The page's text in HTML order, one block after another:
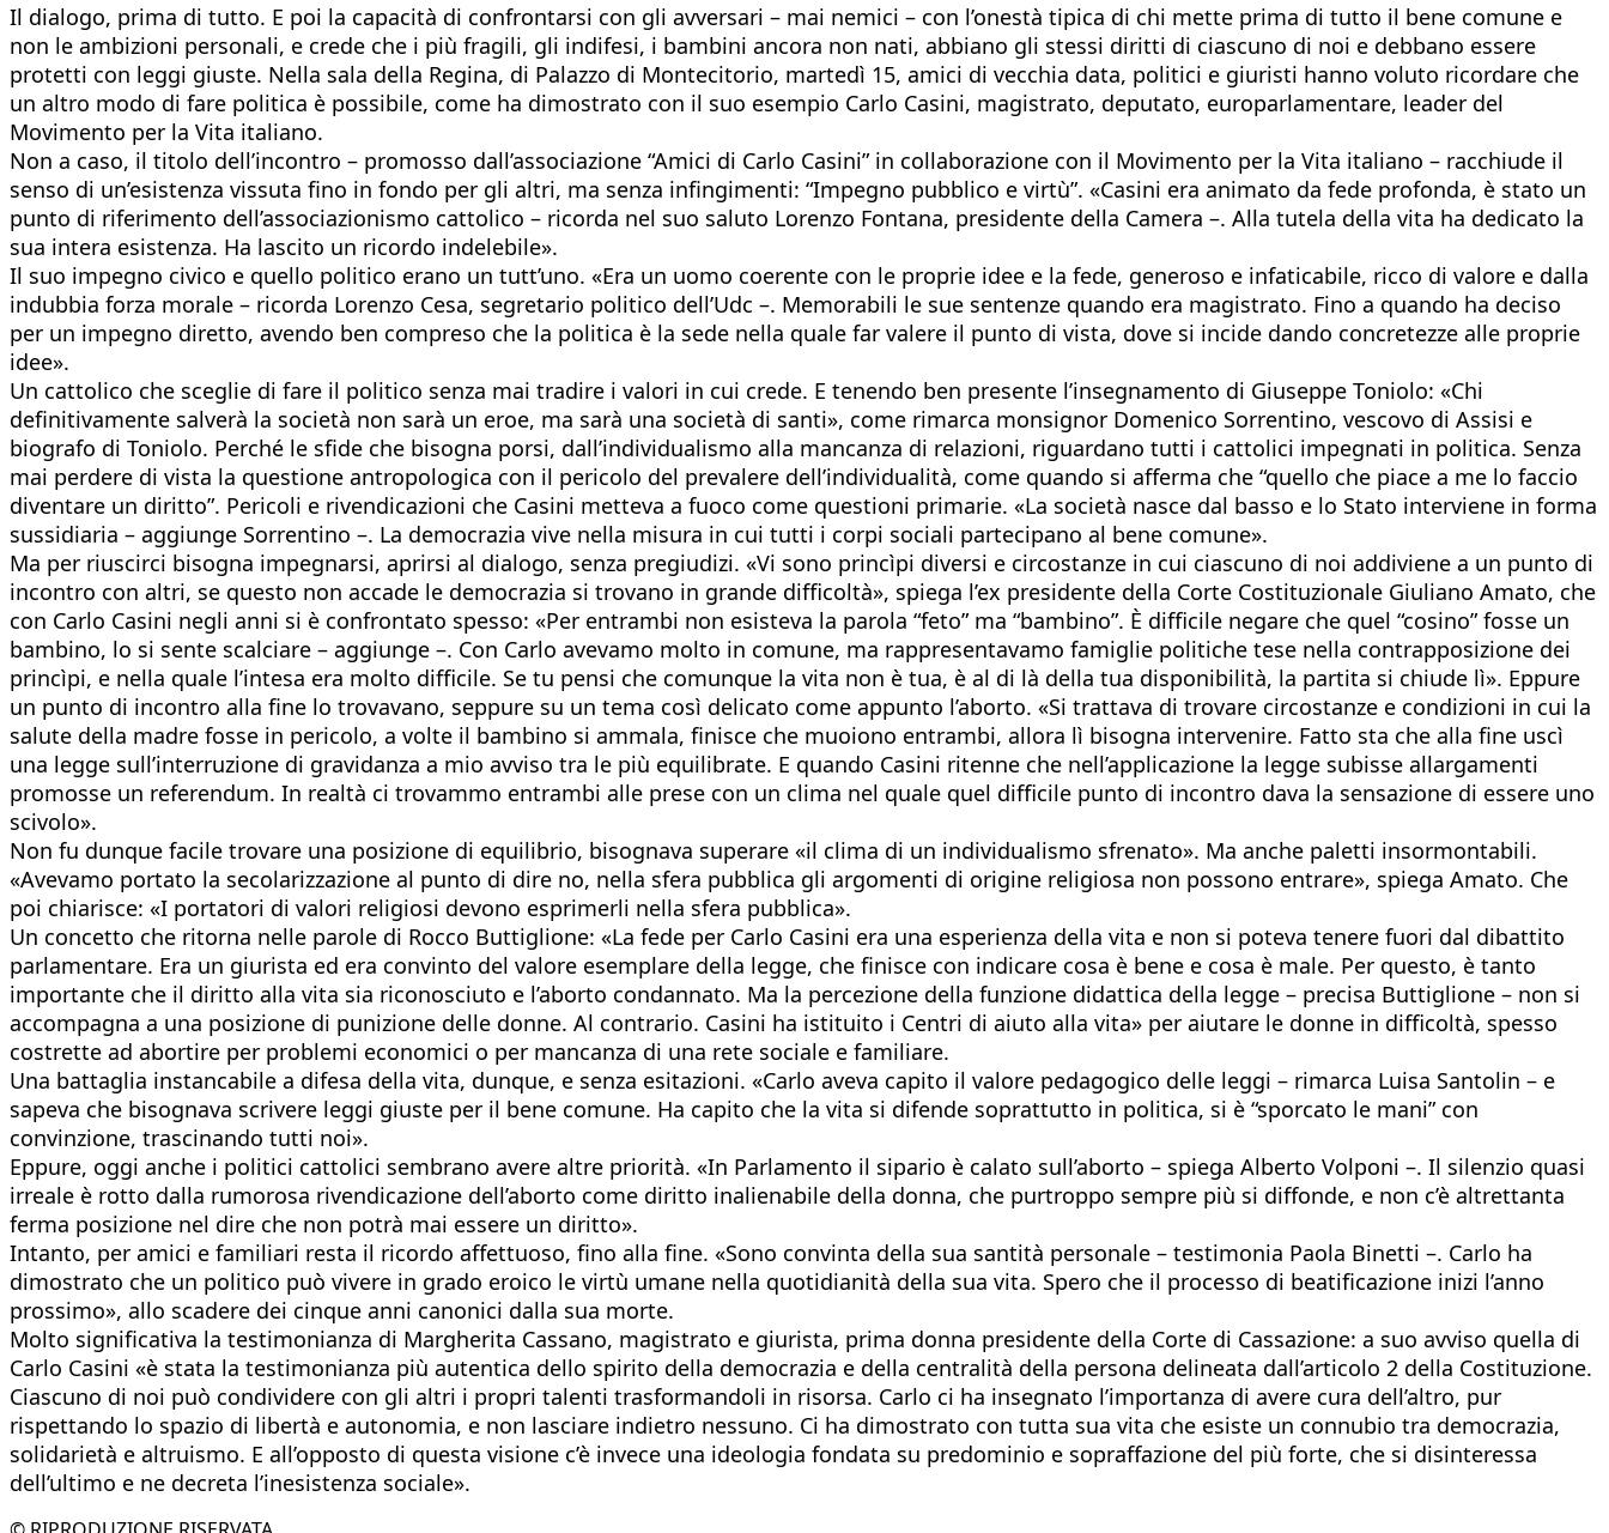
Il dialogo, prima di tutto. E poi la capacità di confrontarsi con gli avversari – mai nemici – con l’onestà tipica di chi mette prima di tutto il bene comune e
non le ambizioni personali, e crede che i più fragili, gli indifesi, i bambini ancora non nati, abbiano gli stessi diritti di ciascuno di noi e debbano essere
protetti con leggi giuste. Nella sala della Regina, di Palazzo di Montecitorio, martedì 15, amici di vecchia data, politici e giuristi hanno voluto ricordare che
un altro modo di fare politica è possibile, come ha dimostrato con il suo esempio Carlo Casini, magistrato, deputato, europarlamentare, leader del
Movimento per la Vita italiano.
Non a caso, il titolo dell’incontro – promosso dall’associazione “Amici di Carlo Casini” in collaborazione con il Movimento per la Vita italiano – racchiude il
senso di un’esistenza vissuta fino in fondo per gli altri, ma senza infingimenti: “Impegno pubblico e virtù”. «Casini era animato da fede profonda, è stato un
punto di riferimento dell’associazionismo cattolico – ricorda nel suo saluto Lorenzo Fontana, presidente della Camera –. Alla tutela della vita ha dedicato la
sua intera esistenza. Ha lascito un ricordo indelebile».
Il suo impegno civico e quello politico erano un tutt’uno. «Era un uomo coerente con le proprie idee e la fede, generoso e infaticabile, ricco di valore e dalla
indubbia forza morale – ricorda Lorenzo Cesa, segretario politico dell’Udc –. Memorabili le sue sentenze quando era magistrato. Fino a quando ha deciso
per un impegno diretto, avendo ben compreso che la politica è la sede nella quale far valere il punto di vista, dove si incide dando concretezze alle proprie
idee».
Un cattolico che sceglie di fare il politico senza mai tradire i valori in cui crede. E tenendo ben presente l’insegnamento di Giuseppe Toniolo: «Chi
definitivamente salverà la società non sarà un eroe, ma sarà una società di santi», come rimarca monsignor Domenico Sorrentino, vescovo di Assisi e
biografo di Toniolo. Perché le sfide che bisogna porsi, dall’individualismo alla mancanza di relazioni, riguardano tutti i cattolici impegnati in politica. Senza
mai perdere di vista la questione antropologica con il pericolo del prevalere dell’individualità, come quando si afferma che “quello che piace a me lo faccio
diventare un diritto”. Pericoli e rivendicazioni che Casini metteva a fuoco come questioni primarie. «La società nasce dal basso e lo Stato interviene in forma
sussidiaria – aggiunge Sorrentino –. La democrazia vive nella misura in cui tutti i corpi sociali partecipano al bene comune».
Ma per riuscirci bisogna impegnarsi, aprirsi al dialogo, senza pregiudizi. «Vi sono princìpi diversi e circostanze in cui ciascuno di noi addiviene a un punto di
incontro con altri, se questo non accade le democrazia si trovano in grande difficoltà», spiega l’ex presidente della Corte Costituzionale Giuliano Amato, che
con Carlo Casini negli anni si è confrontato spesso: «Per entrambi non esisteva la parola “feto” ma “bambino”. È difficile negare che quel “cosino” fosse un
bambino, lo si sente scalciare – aggiunge –. Con Carlo avevamo molto in comune, ma rappresentavamo famiglie politiche tese nella contrapposizione dei
princìpi, e nella quale l’intesa era molto difficile. Se tu pensi che comunque la vita non è tua, è al di là della tua disponibilità, la partita si chiude lì». Eppure
un punto di incontro alla fine lo trovavano, seppure su un tema così delicato come appunto l’aborto. «Si trattava di trovare circostanze e condizioni in cui la
salute della madre fosse in pericolo, a volte il bambino si ammala, finisce che muoiono entrambi, allora lì bisogna intervenire. Fatto sta che alla fine uscì
una legge sull’interruzione di gravidanza a mio avviso tra le più equilibrate. E quando Casini ritenne che nell’applicazione la legge subisse allargamenti
promosse un referendum. In realtà ci trovammo entrambi alle prese con un clima nel quale quel difficile punto di incontro dava la sensazione di essere uno
scivolo».
Non fu dunque facile trovare una posizione di equilibrio, bisognava superare «il clima di un individualismo sfrenato». Ma anche paletti insormontabili.
«Avevamo portato la secolarizzazione al punto di dire no, nella sfera pubblica gli argomenti di origine religiosa non possono entrare», spiega Amato. Che
poi chiarisce: «I portatori di valori religiosi devono esprimerli nella sfera pubblica».
Un concetto che ritorna nelle parole di Rocco Buttiglione: «La fede per Carlo Casini era una esperienza della vita e non si poteva tenere fuori dal dibattito
parlamentare. Era un giurista ed era convinto del valore esemplare della legge, che finisce con indicare cosa è bene e cosa è male. Per questo, è tanto
importante che il diritto alla vita sia riconosciuto e l’aborto condannato. Ma la percezione della funzione didattica della legge – precisa Buttiglione – non si
accompagna a una posizione di punizione delle donne. Al contrario. Casini ha istituito i Centri di aiuto alla vita» per aiutare le donne in difficoltà, spesso
costrette ad abortire per problemi economici o per mancanza di una rete sociale e familiare.
Una battaglia instancabile a difesa della vita, dunque, e senza esitazioni. «Carlo aveva capito il valore pedagogico delle leggi – rimarca Luisa Santolin – e
sapeva che bisognava scrivere leggi giuste per il bene comune. Ha capito che la vita si difende soprattutto in politica, si è “sporcato le mani” con
convinzione, trascinando tutti noi».
Eppure, oggi anche i politici cattolici sembrano avere altre priorità. «In Parlamento il sipario è calato sull’aborto – spiega Alberto Volponi –. Il silenzio quasi
irreale è rotto dalla rumorosa rivendicazione dell’aborto come diritto inalienabile della donna, che purtroppo sempre più si diffonde, e non c’è altrettanta
ferma posizione nel dire che non potrà mai essere un diritto».
Intanto, per amici e familiari resta il ricordo affettuoso, fino alla fine. «Sono convinta della sua santità personale – testimonia Paola Binetti –. Carlo ha
dimostrato che un politico può vivere in grado eroico le virtù umane nella quotidianità della sua vita. Spero che il processo di beatificazione inizi l’anno
prossimo», allo scadere dei cinque anni canonici dalla sua morte.
Molto significativa la testimonianza di Margherita Cassano, magistrato e giurista, prima donna presidente della Corte di Cassazione: a suo avviso quella di
Carlo Casini «è stata la testimonianza più autentica dello spirito della democrazia e della centralità della persona delineata dall’articolo 2 della Costituzione.
Ciascuno di noi può condividere con gli altri i propri talenti trasformandoli in risorsa. Carlo ci ha insegnato l’importanza di avere cura dell’altro, pur
rispettando lo spazio di libertà e autonomia, e non lasciare indietro nessuno. Ci ha dimostrato con tutta sua vita che esiste un connubio tra democrazia,
solidarietà e altruismo. E all’opposto di questa visione c’è invece una ideologia fondata su predominio e sopraffazione del più forte, che si disinteressa
dell’ultimo e ne decreta l’inesistenza sociale».